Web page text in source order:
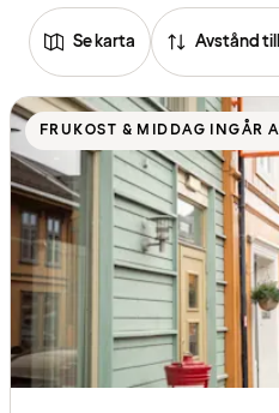
Se karta Avstånd
Se
listan
över
hotell
FRUKOST & MIDDAG INGÅR